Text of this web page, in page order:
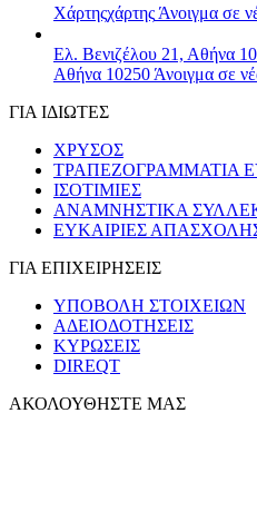
Χάρτηςχάρτης Άνοιγμα σε
Ελ. Βενιζέλου 21, Αθήνα
Αθήνα 10250 Άνοιγμα σε
ΓΙΑ ΙΔΙΩΤΕΣ
ΧΡΥΣΟΣ
ΤΡΑΠΕΖΟΓΡΑΜΜΑΤΙΑ
ΙΣΟΤΙΜΙΕΣ
ΑΝΑΜΝΗΣΤΙΚΑ
ΕΥΚΑΙΡΙΕΣ
ΓΙΑ ΕΠΙΧΕΙΡΗΣΕΙΣ
ΥΠΟΒΟΛΗ ΣΤΟΙΧΕΙΩΝ
ΑΔΕΙΟΔΟΤΗΣΕΙΣ
ΚΥΡΩΣΕΙΣ
DIREQT
ΑΚΟΛΟΥΘΗΣΤΕ ΜΑΣ